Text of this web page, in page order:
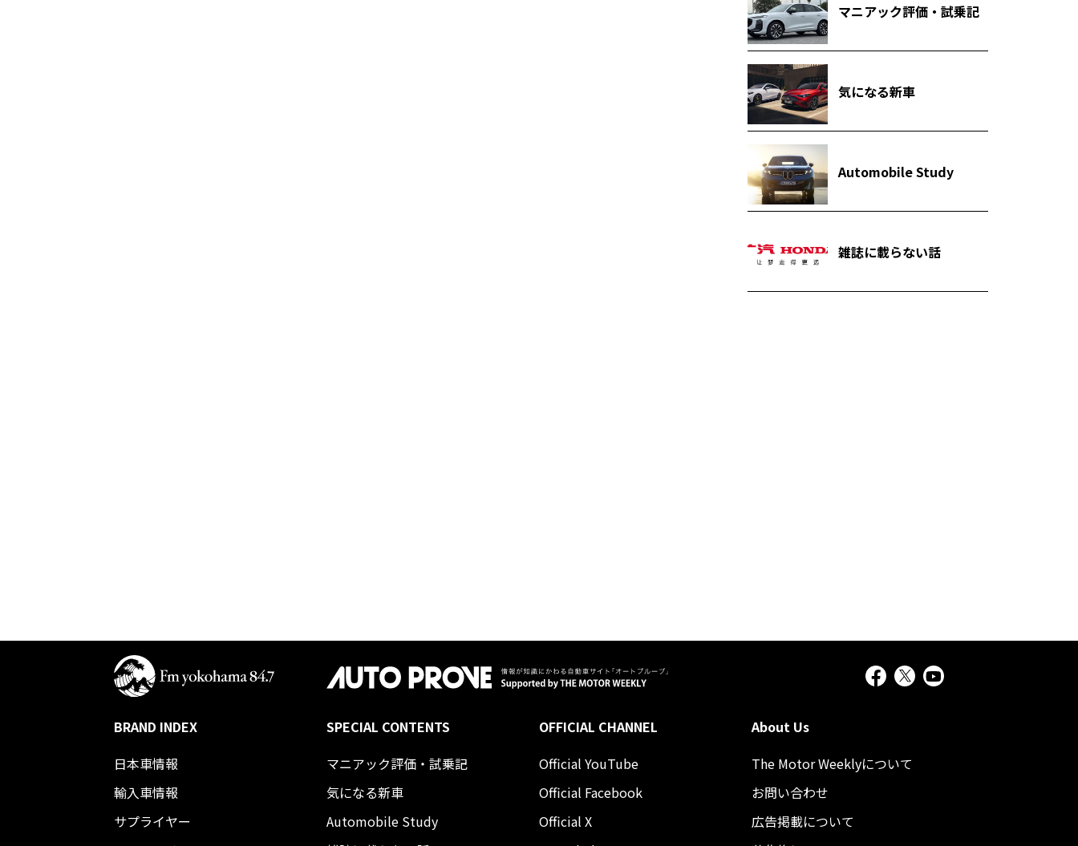
マニアック評価・試乗記
気になる新車
Automobile Study
雑誌に載らない話
BRAND INDEX
日本車情報​
輸入車情報
サプライヤー
SPECIAL CONTENTS
マニアック評価・試乗記
気になる新車
Automobile Study
OFFICIAL CHANNEL
Official YouTube
Official Facebook
Official X
About Us
The Motor Weeklyについて
お問い合わせ
広告掲載について